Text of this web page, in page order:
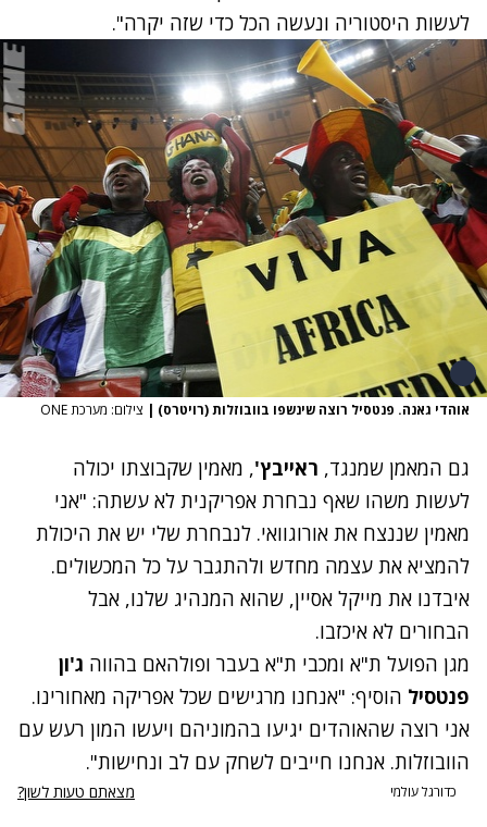
לעשות היסטוריה ונעשה הכל כדי שזה יקרה".
אוהדי גאנה. פנטסיל רוצה שינשפו בוובוזלות (רויטרס) | צילום: מערכת ONE
גם המאמן שמנגד, ראייבץ', מאמין שקבוצתו יכולה
לעשות משהו שאף נבחרת אפריקנית לא עשתה: "אני
מאמין שננצח את אורוגוואי. לנבחרת שלי יש את היכולת
להמציא את עצמה מחדש ולהתגבר על כל המכשולים.
איבדנו את מייקל אסיין, שהוא המנהיג שלנו, אבל
הבחורים לא איכזבו.
מגן הפועל ת"א ומכבי ת"א בעבר ופולהאם בהווה ג'ון
פנטסיל הוסיף: "אנחנו מרגישים שכל אפריקה מאחורינו.
אני רוצה שהאוהדים יגיעו בהמוניהם ויעשו המון רעש עם
הוובוזלות. אנחנו חייבים לשחק עם לב ונחישות".
כדורגל עולמי מצאתם טעות לשון?